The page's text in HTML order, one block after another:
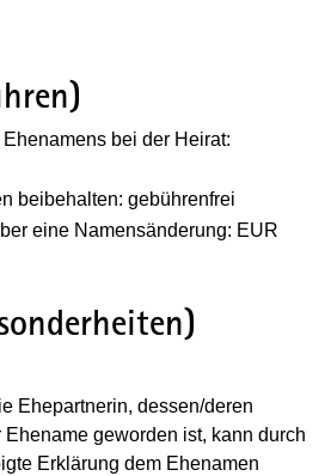
bei der Heirat:
beibehalten: gebührenfrei
eine Namensänderung: EUR
Ehepartnerin, dessen/deren
geworden ist, kann durch
Erklärung dem Ehenamen